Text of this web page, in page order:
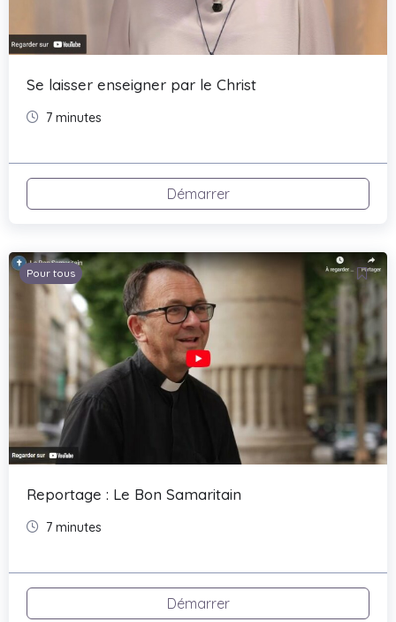
Se laisser enseigner par le Christ
7 minutes
Démarrer
Pour tous
Reportage : Le Bon Samaritain
7 minutes
Démarrer